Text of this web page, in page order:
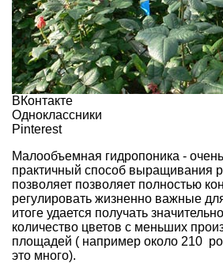
ВКонтакте
Одноклассники
Pinterest
Малообъемная гидропоника -
практичный способ выращивания
позволяет позволяет полностью
регулировать жизненно важные
итоге удается получать
количество цветов с меньших
площадей ( например около 210
это много).